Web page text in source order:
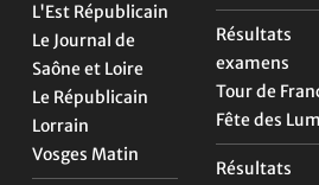
L'Est Républicain
Le Journal de
Saône et Loire
Le Républicain
Lorrain
Vosges Matin
Résultats
examens
Tour de
Fête des
Résultats